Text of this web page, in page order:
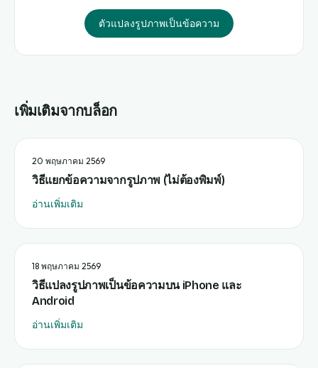
ตัวแปลงรูปภาพเป็นข้อความ
เพิ่มเติมจากบล็อก
20 พฤษภาคม 2569
วิธีแยกข้อความจากรูปภาพ (ไม่ต้องพิมพ์)
อ่านเพิ่มเติม
18 พฤษภาคม 2569
วิธีแปลงรูปภาพเป็นข้อความบน iPhone และ
Android
อ่านเพิ่มเติม